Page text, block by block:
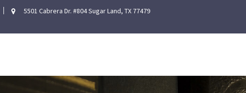
5501 Cabrera Dr. #804 Sugar Land, TX 77479